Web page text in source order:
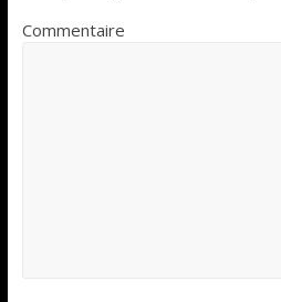
Commentaire